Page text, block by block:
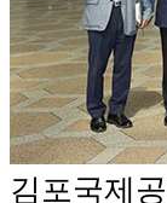
김포국제